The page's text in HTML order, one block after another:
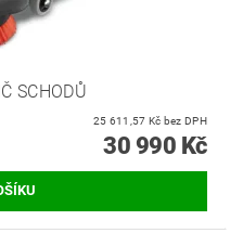
SCHODŮ
25 611,57 Kč bez DPH
30 990 Kč